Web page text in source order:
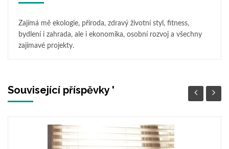
Zajímá mě ekologie, příroda, zdravý životní styl, fitness,
bydlení i zahrada, ale i ekonomika, osobní rozvoj a všechny
zajímavé projekty.
Související příspěvky '